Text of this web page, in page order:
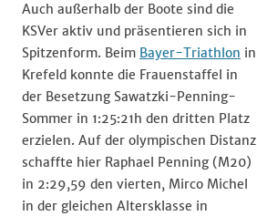
Auch außerhalb der Boote sind die
KSVer aktiv und präsentieren sich in
Spitzenform. Beim Bayer-Triathlon in
Krefeld konnte die Frauenstaffel in
der Besetzung Sawatzki-Penning-
Sommer in 1:25:21h den dritten Platz
erzielen. Auf der olympischen Distanz
schaffte hier Raphael Penning (M20)
in 2:29,59 den vierten, Mirco Michel
in der gleichen Altersklasse in